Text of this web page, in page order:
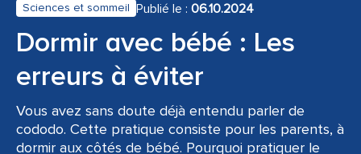
Sciences et sommeil Publié le : 06.10.2024
Dormir avec bébé : Les
erreurs à éviter
Vous avez sans doute déjà entendu parler de
cododo. Cette pratique consiste pour les parents, à
dormir aux côtés de bébé. Pourquoi pratiquer le